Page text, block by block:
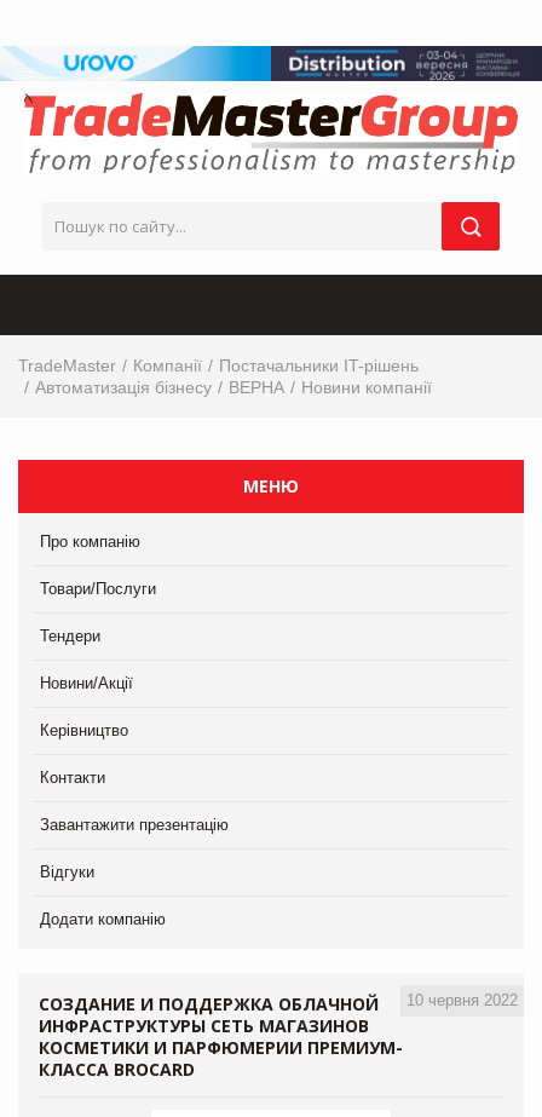
TradeMaster Компанії
Постачальники IT-рішень
Автоматизація бізнесу
ВЕРНА Новини компанії
МЕНЮ
Про компанію
Товари/Послуги
Тендери
Новини/Акції
Керівництво
Контакти
Завантажити презентацію
Відгуки
Додати компанію
10 червня 2022
СОЗДАНИЕ И ПОДДЕРЖКА ОБЛАЧНОЙ
ИНФРАСТРУКТУРЫ СЕТЬ МАГАЗИНОВ
КОСМЕТИКИ И ПАРФЮМЕРИИ ПРЕМИУМ-
КЛАССА BROCARD